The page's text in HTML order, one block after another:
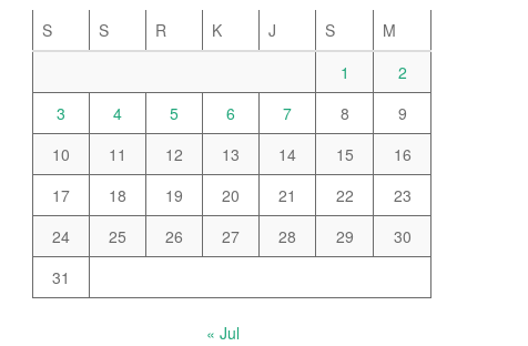
S
S R K J S
M
1
2
3
4 5 6 7 8
9
10
11 12 13 14 15
16
17
18 19 20 21 22
23
24
25 26 27 28 29
30
31
« Jul